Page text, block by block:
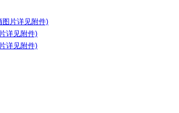
图片详见附件)
详见附件)
详见附件)